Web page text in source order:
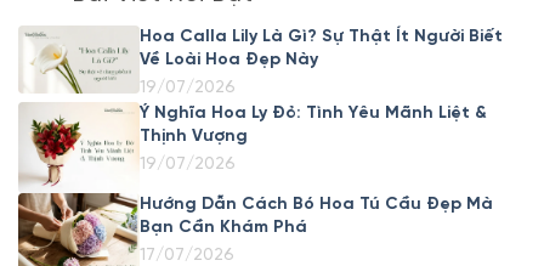
Hoa Calla Lily Là Gì? Sự Thật Ít Người Biết
Về Loài Hoa Đẹp Này
19/07/2026
Ý Nghĩa Hoa Ly Đỏ: Tình Yêu Mãnh Liệt &
Thịnh Vượng
19/07/2026
Hướng Dẫn Cách Bó Hoa Tú Cầu Đẹp Mà
Bạn Cần Khám Phá
17/07/2026